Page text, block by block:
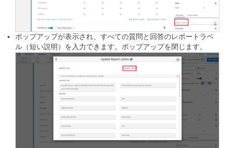
ポップアップが表示され、すべての質問と回答のレポートラベ
ル（短い説明）を入力できます。ポップアップを閉じます。